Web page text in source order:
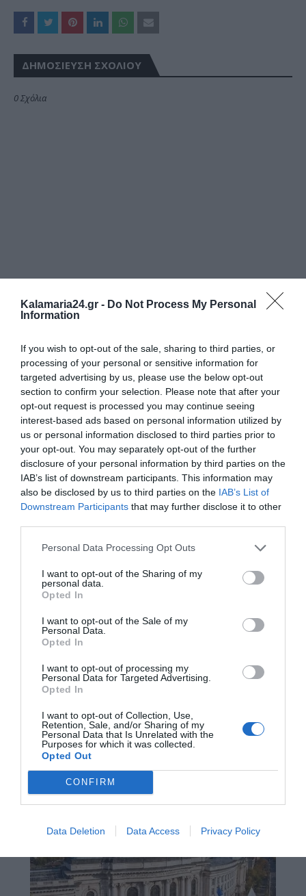
Kalamaria24.gr - Do Not Process My Personal
Information
If you wish to opt-out of the sale, sharing to third parties, or
processing of your personal or sensitive information for
targeted advertising by us, please use the below opt-out
section to confirm your selection. Please note that after your
opt-out request is processed you may continue seeing
interest-based ads based on personal information utilized by
us or personal information disclosed to third parties prior to
your opt-out. You may separately opt-out of the further
disclosure of your personal information by third parties on the
IAB’s list of downstream participants. This information may
also be disclosed by us to third parties on the IAB’s List of
Downstream Participants that may further disclose it to other
Personal Data Processing Opt Outs
I want to opt-out of the Sharing of my
personal data.
Opted In
I want to opt-out of the Sale of my
Personal Data.
Opted In
I want to opt-out of processing my
Personal Data for Targeted Advertising.
Opted In
I want to opt-out of Collection, Use,
Retention, Sale, and/or Sharing of my
Personal Data that Is Unrelated with the
Purposes for which it was collected.
Opted Out
CONFIRM
Data Deletion Data Access Privacy Policy
ΔΗΜΟΣΊΕΥΣΗ ΣΧΟΛΊΟΥ
0 Σχόλια